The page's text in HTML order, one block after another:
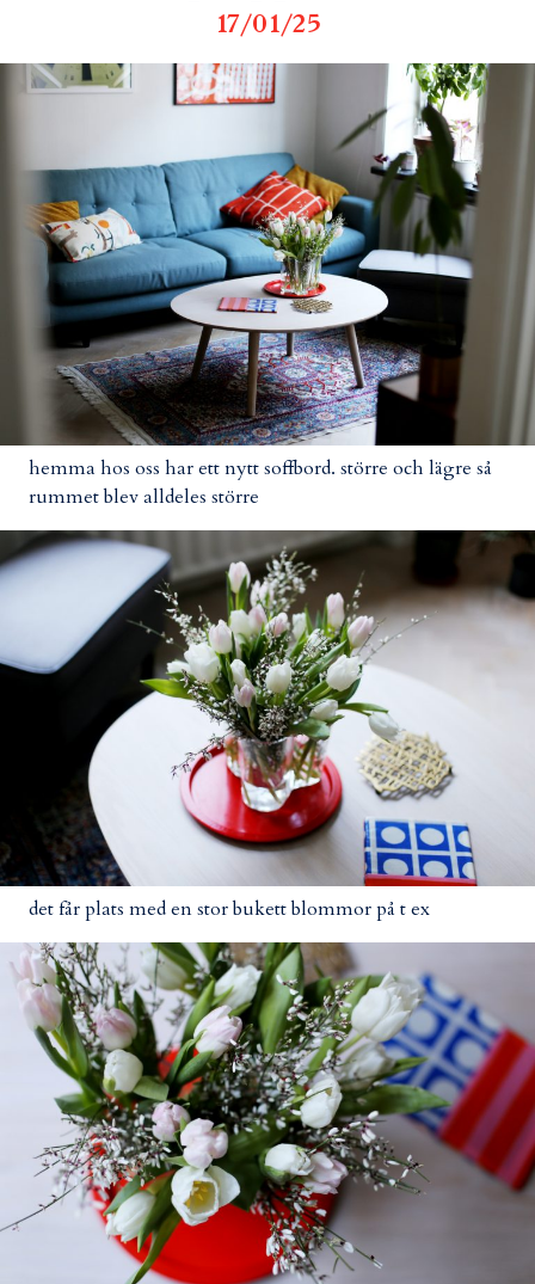
17/01/25
hemma hos oss har ett nytt soffbord. större och lägre så
rummet blev alldeles större
det får plats med en stor bukett blommor på t ex